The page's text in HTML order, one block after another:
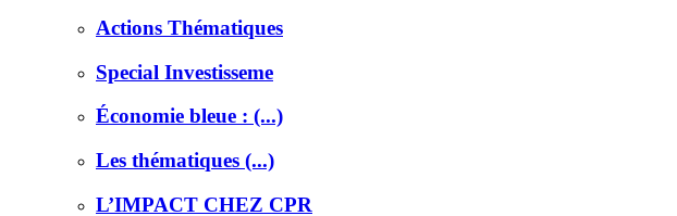
Actions Thématiques
Special Investisseme
Économie bleue : (...)
Les thématiques (...)
L’IMPACT CHEZ CPR